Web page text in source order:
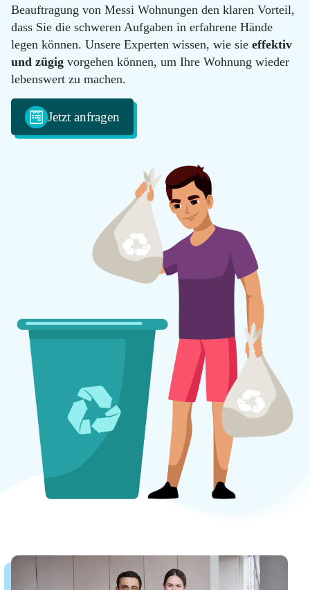
Beauftragung von Messi Wohnungen den klaren Vorteil,
dass Sie die schweren Aufgaben in erfahrene Hände
legen können. Unsere Experten wissen, wie sie effektiv
und zügig vorgehen können, um Ihre Wohnung wieder
lebenswert zu machen.
Jetzt anfragen